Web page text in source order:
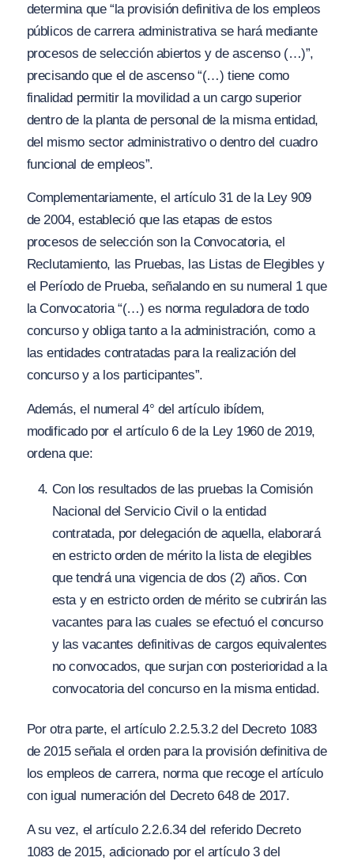
determina que “la provisión definitiva de los empleos
públicos de carrera administrativa se hará mediante
procesos de selección abiertos y de ascenso (…)”,
precisando que el de ascenso “(…) tiene como
finalidad permitir la movilidad a un cargo superior
dentro de la planta de personal de la misma entidad,
del mismo sector administrativo o dentro del cuadro
funcional de empleos”.
Complementariamente, el artículo 31 de la Ley 909
de 2004, estableció que las etapas de estos
procesos de selección son la Convocatoria, el
Reclutamiento, las Pruebas, las Listas de Elegibles y
el Período de Prueba, señalando en su numeral 1 que
la Convocatoria“(…) es norma reguladora de todo
concurso y obliga tanto a la administración, como a
las entidades contratadas para la realización del
concurso y a los participantes”.
Además, el numeral 4° del artículo ibídem,
modificado por el artículo 6 de la Ley 1960 de 2019,
ordena que:
Con los resultados de las pruebas la Comisión
Nacional del Servicio Civil o la entidad
contratada, por delegación de aquella, elaborará
en estricto orden de mérito la lista de elegibles
que tendrá una vigencia de dos (2) años. Con
esta y en estricto orden de mérito se cubrirán las
vacantes para las cuales se efectuó el concurso
y las vacantes definitivas de cargos equivalentes
no convocados, que surjan con posterioridad a la
convocatoria del concurso en la misma entidad.
Por otra parte, el artículo 2.2.5.3.2 del Decreto 1083
de 2015 señala el orden para la provisión definitiva de
los empleos de carrera, norma que recoge el artículo
con igual numeración del Decreto 648 de 2017.
A su vez, el artículo 2.2.6.34 del referido Decreto
1083 de 2015, adicionado por el artículo 3 del